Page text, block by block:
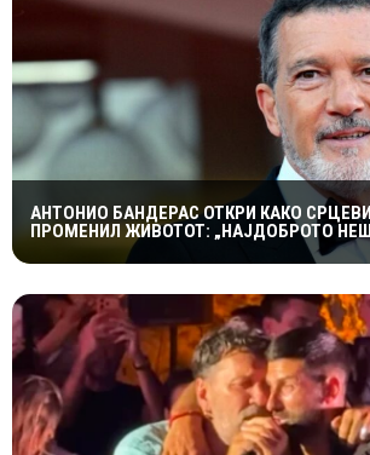
АНТОНИО БАНДЕРАС ОТКРИ КАКО
ПРОМЕНИЛ ЖИВОТОТ: „НАЈДОБРОТО
СЛУЧИЛО“